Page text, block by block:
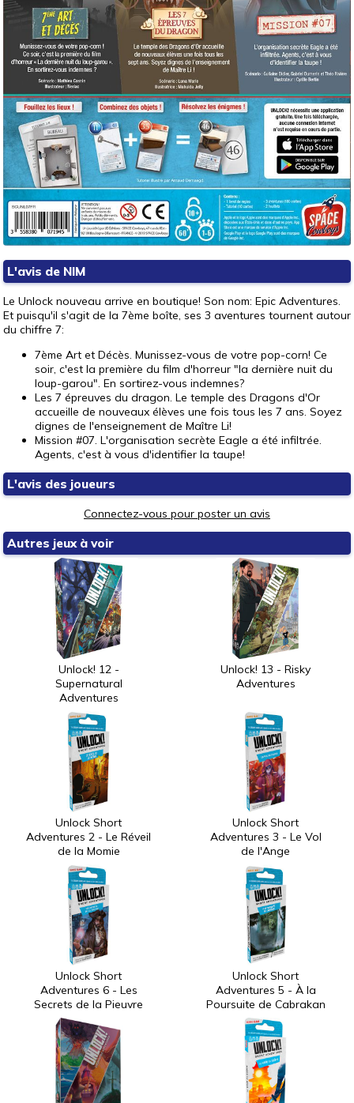
L'avis de NIM
Le Unlock nouveau arrive en boutique! Son nom: Epic Adventures.
Et puisqu'il s'agit de la 7ème boîte, ses 3 aventures tournent autour
du chiffre 7:
7ème Art et Décès. Munissez-vous de votre pop-corn! Ce
soir, c'est la première du film d'horreur "la dernière nuit du
loup-garou". En sortirez-vous indemnes?
Les 7 épreuves du dragon. Le temple des Dragons d'Or
accueille de nouveaux élèves une fois tous les 7 ans. Soyez
dignes de l'enseignement de Maître Li!
Mission #07. L'organisation secrète Eagle a été infiltrée.
Agents, c'est à vous d'identifier la taupe!
L'avis des joueurs
Connectez-vous pour poster un avis
Autres jeux à voir
Unlock! 12 -
Supernatural
Adventures
Unlock! 13 - Risky
Adventures
Unlock Short
Adventures 2 - Le Réveil
de la Momie
Unlock Short
Adventures 3 - Le Vol
de l'Ange
Unlock Short
Adventures 6 - Les
Secrets de la Pieuvre
Unlock Short
Adventures 5 - À la
Poursuite de Cabrakan